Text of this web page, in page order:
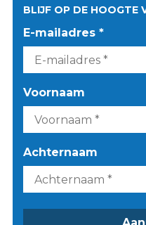
BLIJF OP DE HOOGTE
E-mailadres *
Voornaam
Achternaam